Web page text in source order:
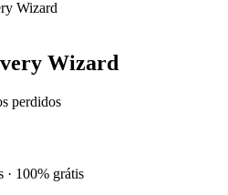
Wizard
perdidos
100% grátis